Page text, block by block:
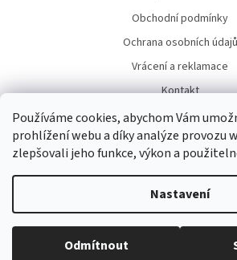
Používáme cookies, abychom Vám
prohlížení webu a díky analýze provozu
zlepšovali jeho funkce, výkon a
Nastavení
Odmítnout
Obchodní podmínky
Ochrana osobních údajů
Vrácení a reklamace
Kontakt
Doprava a platba
Vytvořil Shoptet
Copyright 2026DárekNaKlik.cz .